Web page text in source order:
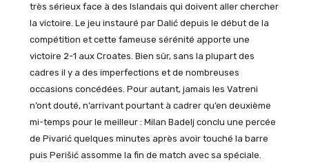
très sérieux face à des Islandais qui doivent aller chercher
la victoire. Le jeu instauré par Dalić depuis le début de la
compétition et cette fameuse sérénité apporte une
victoire 2-1 aux Croates. Bien sûr, sans la plupart des
cadres il y a des imperfections et de nombreuses
occasions concédées. Pour autant, jamais les Vatreni
n’ont douté, n’arrivant pourtant à cadrer qu’en deuxième
mi-temps pour le meilleur : Milan Badelj conclu une percée
de Pivarić quelques minutes après avoir touché la barre
puis Perišić assomme la fin de match avec sa spéciale.